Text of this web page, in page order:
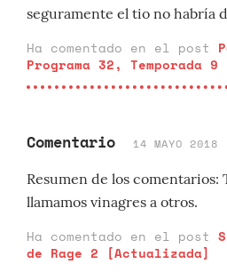
seguramente el tio no habría
Ha comentado en el post
Programa 32, Temporada 9
Comentario 14 MAYO
Resumen de los comentarios:
llamamos vinagres a otros.
Ha comentado en el post
de Rage 2 [Actualizada]